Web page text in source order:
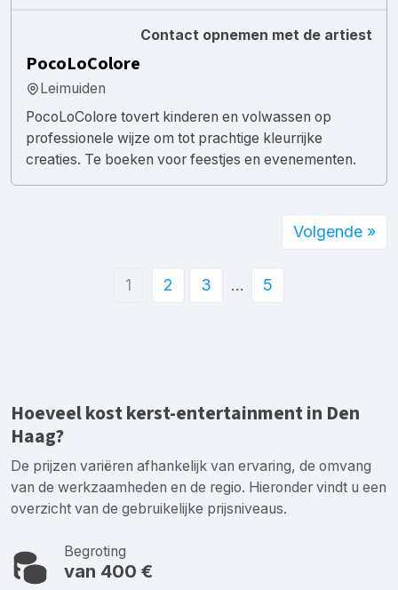
Contact opnemen met de artiest
PocoLoColore
Leimuiden
PocoLoColore tovert kinderen en volwassen op
professionele wijze om tot prachtige kleurrijke
creaties. Te boeken voor feestjes en evenementen.
1 2 3 … 5
Volgende »
Hoeveel kost kerst-entertainment in Den
Haag?
De prijzen variëren afhankelijk van ervaring, de omvang
van de werkzaamheden en de regio. Hieronder vindt u een
overzicht van de gebruikelijke prijsniveaus.
Begroting
van 400 €